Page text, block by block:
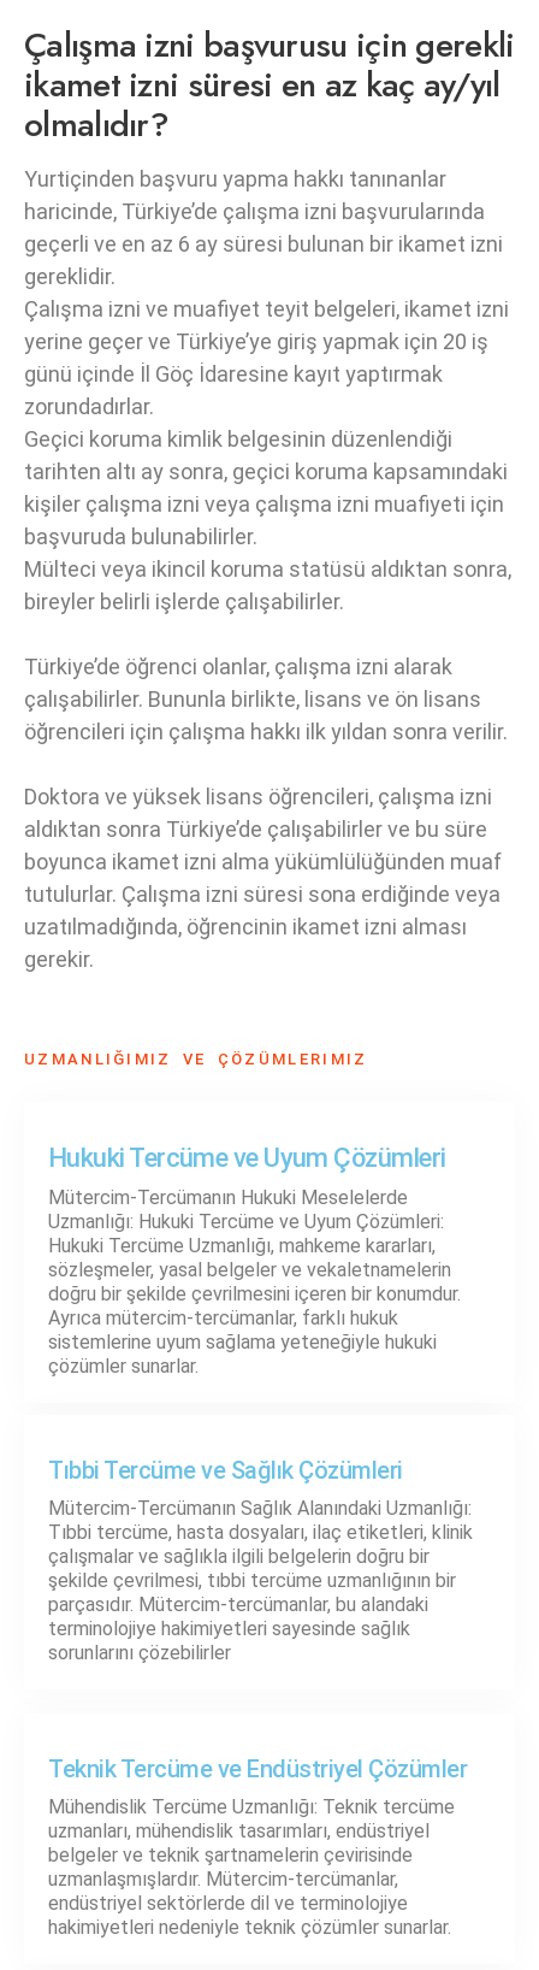
Çalışma izni başvurusu için gerekli
ikamet izni süresi en az kaç ay/yıl
olmalıdır?
Yurtiçinden başvuru yapma hakkı tanınanlar
haricinde, Türkiye’de çalışma izni başvurularında
geçerli ve en az 6 ay süresi bulunan bir ikamet izni
gereklidir.
Çalışma izni ve muafiyet teyit belgeleri, ikamet izni
yerine geçer ve Türkiye’ye giriş yapmak için 20 iş
günü içinde İl Göç İdaresine kayıt yaptırmak
zorundadırlar.
Geçici koruma kimlik belgesinin düzenlendiği
tarihten altı ay sonra, geçici koruma kapsamındaki
kişiler çalışma izni veya çalışma izni muafiyeti için
başvuruda bulunabilirler.
Mülteci veya ikincil koruma statüsü aldıktan sonra,
bireyler belirli işlerde çalışabilirler.
Türkiye’de öğrenci olanlar, çalışma izni alarak
çalışabilirler. Bununla birlikte, lisans ve ön lisans
öğrencileri için çalışma hakkı ilk yıldan sonra verilir.
Doktora ve yüksek lisans öğrencileri, çalışma izni
aldıktan sonra Türkiye’de çalışabilirler ve bu süre
boyunca ikamet izni alma yükümlülüğünden muaf
tutulurlar. Çalışma izni süresi sona erdiğinde veya
uzatılmadığında, öğrencinin ikamet izni alması
gerekir.
UZMANLIĞIMIZ VE ÇÖZÜMLERIMIZ
Hukuki Tercüme ve Uyum Çözümleri
Mütercim-Tercümanın Hukuki Meselelerde
Uzmanlığı: Hukuki Tercüme ve Uyum Çözümleri:
Hukuki Tercüme Uzmanlığı, mahkeme kararları,
sözleşmeler, yasal belgeler ve vekaletnamelerin
doğru bir şekilde çevrilmesini içeren bir konumdur.
Ayrıca mütercim-tercümanlar, farklı hukuk
sistemlerine uyum sağlama yeteneğiyle hukuki
çözümler sunarlar.
Tıbbi Tercüme ve Sağlık Çözümleri
Mütercim-Tercümanın Sağlık Alanındaki Uzmanlığı:
Tıbbi tercüme, hasta dosyaları, ilaç etiketleri, klinik
çalışmalar ve sağlıkla ilgili belgelerin doğru bir
şekilde çevrilmesi, tıbbi tercüme uzmanlığının bir
parçasıdır. Mütercim-tercümanlar, bu alandaki
terminolojiye hakimiyetleri sayesinde sağlık
sorunlarını çözebilirler
Teknik Tercüme ve Endüstriyel Çözümler
Mühendislik Tercüme Uzmanlığı: Teknik tercüme
uzmanları, mühendislik tasarımları, endüstriyel
belgeler ve teknik şartnamelerin çevirisinde
uzmanlaşmışlardır. Mütercim-tercümanlar,
endüstriyel sektörlerde dil ve terminolojiye
hakimiyetleri nedeniyle teknik çözümler sunarlar.